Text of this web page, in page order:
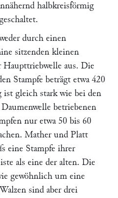
halbkreisförmig
durch einen
sitzenden kleinen
Haupttriebwelle aus. Die
Stampfe beträgt etwa 420
gleich stark wie bei den
betriebenen
nur etwa 50 bis 60
Mather und Platt
eine Stampfe ihrer
als eine der alten. Die
gewöhnlich um eine
sind aber drei